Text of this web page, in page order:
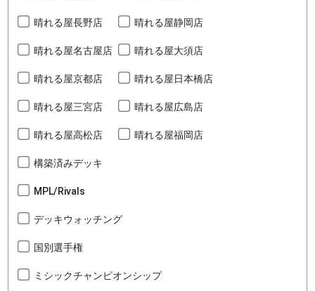
晴れる屋長野店 晴れる屋静岡店
晴れる屋名古屋店 晴れる屋大須店
晴れる屋京都店 晴れる屋日本橋店
晴れる屋三宮店 晴れる屋広島店
晴れる屋高松店 晴れる屋福岡店
構築済みデッキ
MPL/Rivals
デッキウォッチング
国別選手権
ミシックチャンピオンシップ